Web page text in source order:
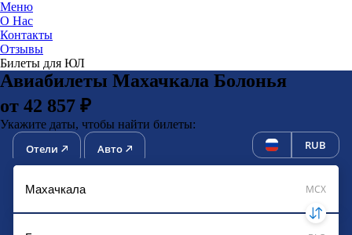
Меню
О Нас
Контакты
Отзывы
Билеты для ЮЛ
Авиабилеты Махачкала Болонья
от 42 857 ₽
Укажите даты, чтобы найти билеты:
Отели Авто RUB
MCX